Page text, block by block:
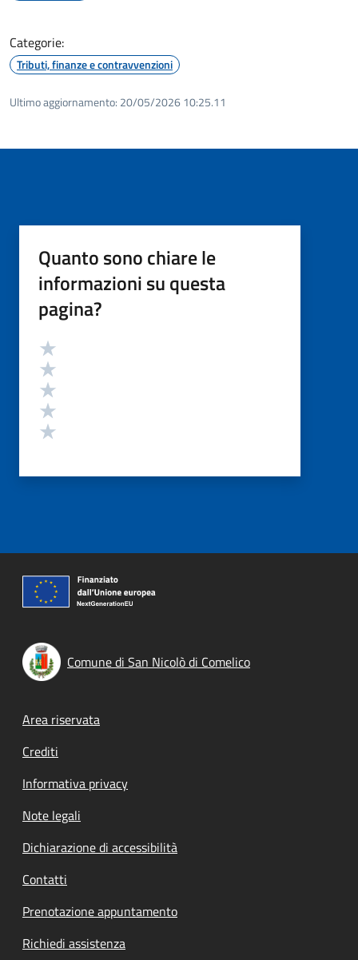
Categorie:
Tributi, finanze e contravvenzioni
Ultimo aggiornamento: 20/05/2026 10:25.11
Quanto sono chiare le
informazioni su questa
pagina?
Valutazione
Comune di San Nicolò di Comelico
Footer menu
Area riservata
Crediti
Informativa privacy
Note legali
Dichiarazione di accessibilità
Contatti
Prenotazione appuntamento
Richiedi assistenza